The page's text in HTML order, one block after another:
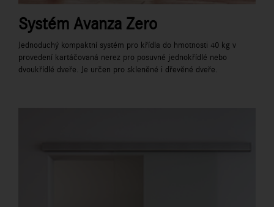
Systém Avanza Zero
Jednoduchý kompaktní systém pro křídla do hmotnosti 40 kg v
provedení kartáčovaná nerez pro posuvné jednokřídlé nebo
dvoukřídlé dveře. Je určen pro skleněné i dřevěné dveře.